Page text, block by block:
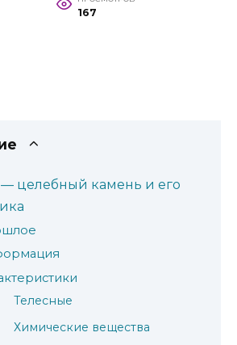
167
— целебный камень и его
Телесные
Химические вещества